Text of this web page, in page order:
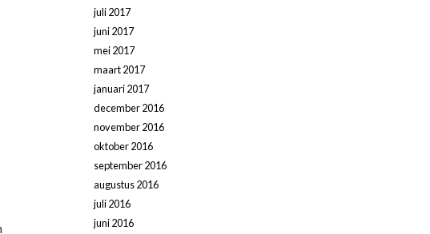
juli 2017
juni 2017
mei 2017
maart 2017
januari 2017
december 2016
november 2016
oktober 2016
september 2016
augustus 2016
juli 2016
juni 2016